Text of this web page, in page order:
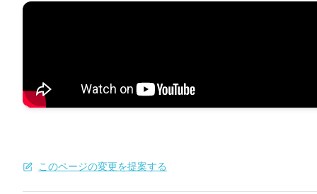
このページの変更を提案する